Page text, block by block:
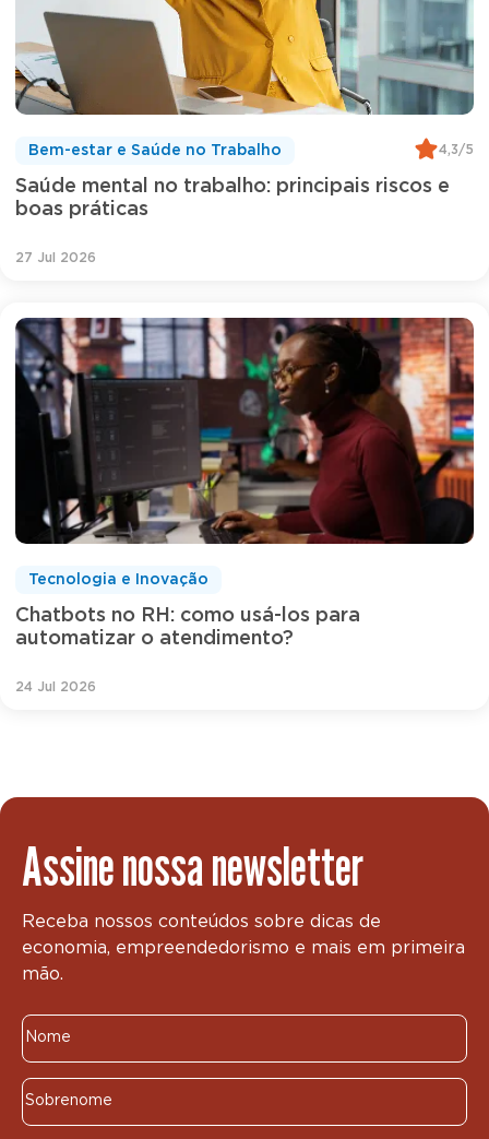
Saúde mental no trabalho: principais riscos e
boas práticas
Bem-estar e Saúde no Trabalho 4,3/5
27 Jul 2026
Chatbots no RH: como usá-los para
automatizar o atendimento?
Tecnologia e Inovação
24 Jul 2026
Assine nossa newsletter
Receba nossos conteúdos sobre dicas de
economia, empreendedorismo e mais em primeira
mão.